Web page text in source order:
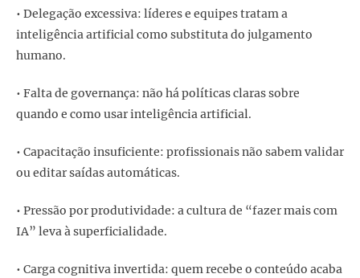
• Delegação excessiva: líderes e equipes tratam a
inteligência artificial como substituta do julgamento
humano.
• Falta de governança: não há políticas claras sobre
quando e como usar inteligência artificial.
• Capacitação insuficiente: profissionais não sabem validar
ou editar saídas automáticas.
• Pressão por produtividade: a cultura de “fazer mais com
IA” leva à superficialidade.
• Carga cognitiva invertida: quem recebe o conteúdo acaba